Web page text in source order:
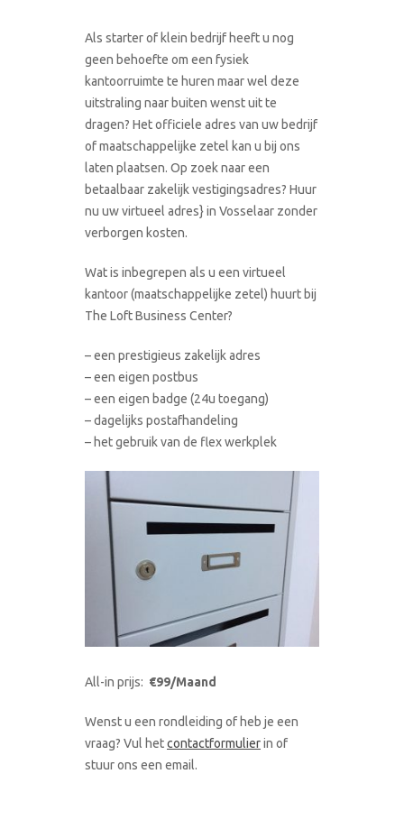
Als starter of klein bedrijf heeft u nog
geen behoefte om een fysiek
kantoorruimte te huren maar wel deze
uitstraling naar buiten wenst uit te
dragen? Het officiele adres van uw bedrijf
of maatschappelijke zetel kan u bij ons
laten plaatsen. Op zoek naar een
betaalbaar zakelijk vestigingsadres? Huur
nu uw virtueel adres} in Vosselaar zonder
verborgen kosten.
Wat is inbegrepen als u een virtueel
kantoor (maatschappelijke zetel) huurt bij
The Loft Business Center?
– een prestigieus zakelijk adres
– een eigen postbus
– een eigen badge (24u toegang)
– dagelijks postafhandeling
– het gebruik van de flex werkplek
All-in prijs: €99/Maand
Wenst u een rondleiding of heb je een
vraag? Vul hetcontactformulierin of
stuur ons een email.